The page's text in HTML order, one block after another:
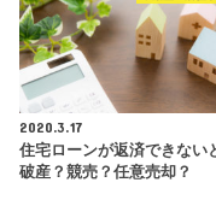
2020.3.17
住宅ローンが返済できない
破産？競売？任意売却？